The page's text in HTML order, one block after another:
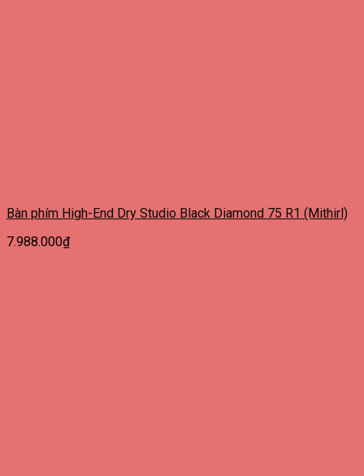
Bàn phím High-End Dry Studio Black Diamond 75 R1 (Mithirl)
7.988.000₫